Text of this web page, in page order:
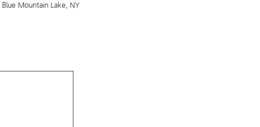
Mountain Lake, NY